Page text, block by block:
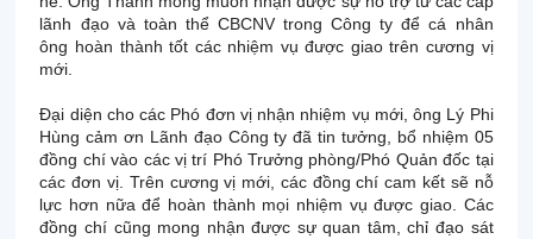
lãnh đạo và toàn thể CBCNV trong Công ty để cá nhân
ông hoàn thành tốt các nhiệm vụ được giao trên cương vị
mới.
Đại diện cho các Phó đơn vị nhận nhiệm vụ mới, ông Lý Phi
Hùng cảm ơn Lãnh đạo Công ty đã tin tưởng, bổ nhiệm 05
đồng chí vào các vị trí Phó Trưởng phòng/Phó Quản đốc tại
các đơn vị. Trên cương vị mới, các đồng chí cam kết sẽ nỗ
lực hơn nữa để hoàn thành mọi nhiệm vụ được giao. Các
đồng chí cũng mong nhận được sự quan tâm, chỉ đạo sát